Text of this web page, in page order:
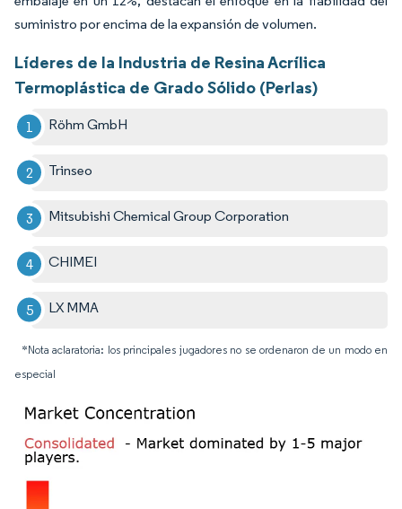
suministro por encima de la expansión de volumen.
Líderes de la Industria de Resina Acrílica
Termoplástica de Grado Sólido (Perlas)
Röhm GmbH
Trinseo
Mitsubishi Chemical Group Corporation
CHIMEI
LX MMA
*Nota aclaratoria: los principales jugadores no se ordenaron de un modo en
especial